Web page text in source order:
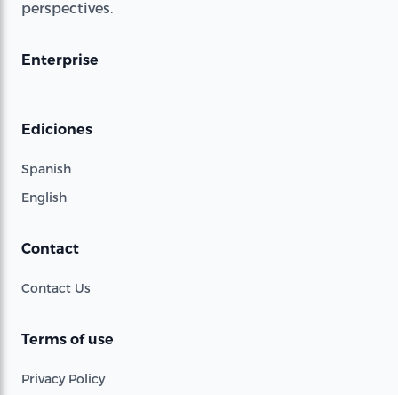
perspectives.
Enterprise
Ediciones
Spanish
English
Contact
Contact Us
Terms of use
Privacy Policy